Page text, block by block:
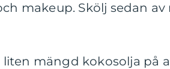
makeup. Skölj sedan av
mängd kokosolja på